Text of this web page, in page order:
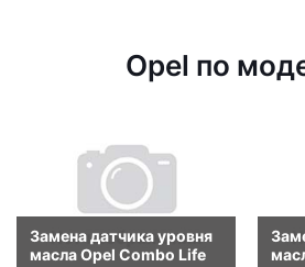
Opel по
Замена датчика уровня
масла Opel Combo Life